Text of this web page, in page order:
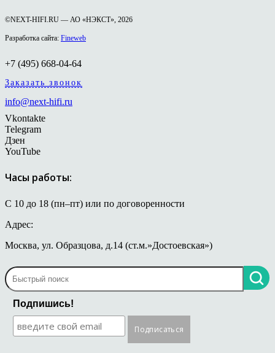
©NEXT-HIFI.RU — АО «НЭКСТ», 2026
Разработка сайта: Fineweb
+7 (495) 668-04-64
Заказать звонок
info@next-hifi.ru
Vkontakte
Telegram
Дзен
YouTube
Часы работы:
С 10 до 18 (пн–пт) или по договоренности
Адрес:
Москва, ул. Образцова, д.14 (ст.м.»Достоевская»)
Подпишись!